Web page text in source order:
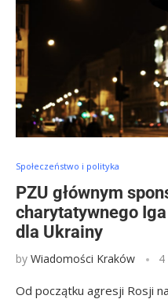
Społeczeństwo i polityka
PZU głównym
charytatywnego
dla Ukrainy
by Wiadomości Kraków 4
Od początku agresji Rosji